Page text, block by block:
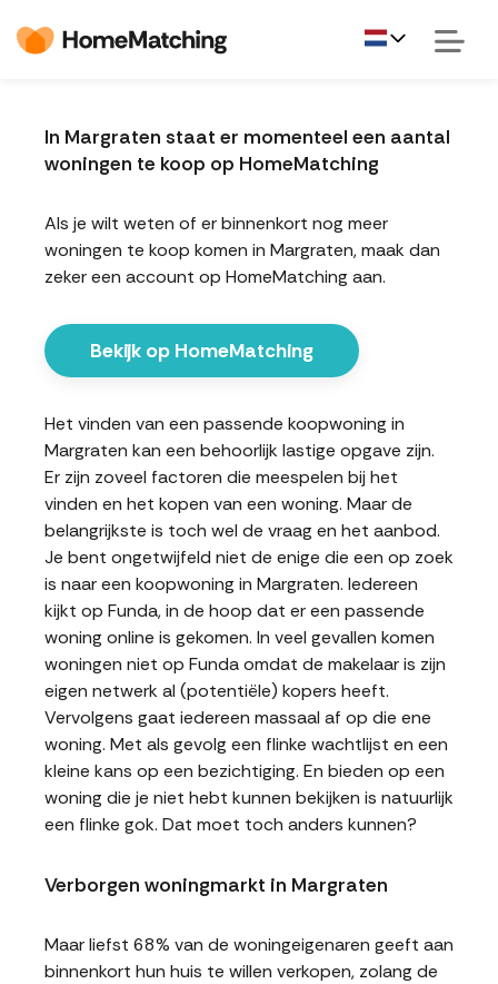
In Margraten staat er momenteel een aantal
woningen te koop op HomeMatching
Als je wilt weten of er binnenkort nog meer
woningen te koop komen in Margraten, maak dan
zeker een account op HomeMatching aan.
Bekijk op HomeMatching
Het vinden van een passende koopwoning in
Margraten kan een behoorlijk lastige opgave zijn.
Er zijn zoveel factoren die meespelen bij het
vinden en het kopen van een woning. Maar de
belangrijkste is toch wel de vraag en het aanbod.
Je bent ongetwijfeld niet de enige die een op zoek
is naar een koopwoning in Margraten. Iedereen
kijkt op Funda, in de hoop dat er een passende
woning online is gekomen. In veel gevallen komen
woningen niet op Funda omdat de makelaar is zijn
eigen netwerk al (potentiële) kopers heeft.
Vervolgens gaat iedereen massaal af op die ene
woning. Met als gevolg een flinke wachtlijst en een
kleine kans op een bezichtiging. En bieden op een
woning die je niet hebt kunnen bekijken is natuurlijk
een flinke gok. Dat moet toch anders kunnen?
Verborgen woningmarkt in Margraten
Maar liefst 68% van de woningeigenaren geeft aan
binnenkort hun huis te willen verkopen, zolang de